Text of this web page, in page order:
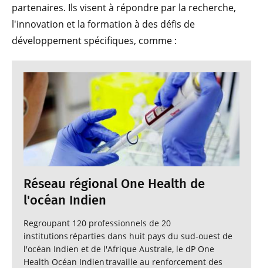
partenaires. Ils visent à répondre par la recherche,
l'innovation et la formation à des défis de
développement spécifiques, comme :
Réseau régional One Health de
l'océan Indien
Regroupant 120 professionnels de 20
institutions réparties dans huit pays du sud-ouest de
l'océan Indien et de l'Afrique Australe, le dP One
Health Océan Indien travaille au renforcement des